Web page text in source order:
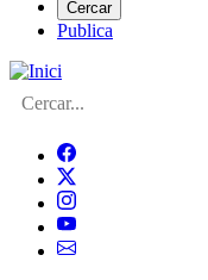
compte
d'usuari
Cercar
Publica
Cerca